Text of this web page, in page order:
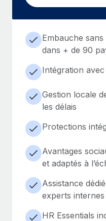
Embauche
dans + de 90
Intégration
Gestion locale
les délais
Protections
Avantages
et adaptés à
Assistance
experts
HR Essentials